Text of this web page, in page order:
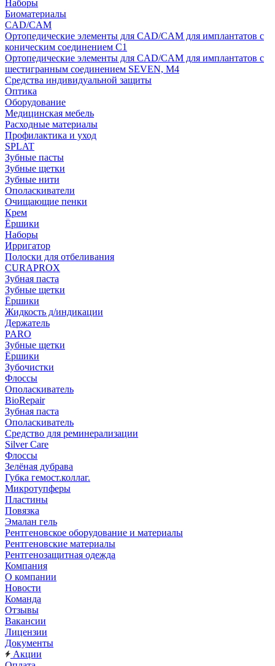
Наборы
Биоматериалы
CAD/CAM
Ортопедические элементы для CAD/CAM для имплантатов с
коническим соединением С1
Ортопедические элементы для CAD/CAM для имплантатов с
шестигранным соединением SEVEN, М4
Средства индивидуальной защиты
Оптика
Оборудование
Медицинская мебель
Расходные материалы
Профилактика и уход
SPLAT
Зубные пасты
Зубные щетки
Зубные нити
Ополаскиватели
Очищающие пенки
Крем
Ёршики
Наборы
Ирригатор
Полоски для отбеливания
CURAPROX
Зубная паста
Зубные щетки
Ёршики
Жидкость д/индикации
Держатель
PARO
Зубные щетки
Ёршики
Зубочистки
Флоссы
Ополаскиватель
BioRepair
Зубная паста
Ополаскиватель
Средство для реминерализации
Silver Care
Флоссы
Зелёная дубрава
Губка гемост.коллаг.
Микротупферы
Пластины
Повязка
Эмалан гель
Рентгеновское оборудование и материалы
Рентгеновские материалы
Рентгенозащитная одежда
Компания
О компании
Новости
Команда
Отзывы
Вакансии
Лицензии
Документы
Акции